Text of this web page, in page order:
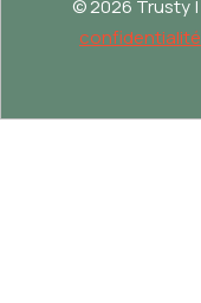
©2026 Trusty |
confidentialité